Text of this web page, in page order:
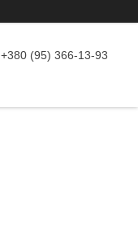
+380 (95) 366-13-93